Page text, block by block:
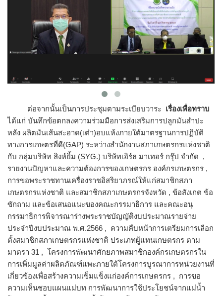
ต่อจากนั้นเป็นการประชุมตามระเบียบวาระ เรื่องเพื่อทราบ
ได้แก่ บันทึกข้อตกลงความร่วมมือการส่งเสริมการปลูกมันสําปะ
หลัง ผลิตมันเส้นสะอาด(เต๋า)อบแห้งภายใต้มาตรฐานการปฏิบัติ
ทางการเกษตรที่ดี(GAP) ระหว่างสํานักงานสภาเกษตรกรแห่งชาติ
กับ กลุ่มบริษัท สิงห์ยิ้ม (SYG.) บริษัทเอิร์ธ มาเทอร์ กรุ๊ป จํากัด ,
รายงานปัญหาและความต้องการของเกษตรกร องค์กรเกษตรกร ,
การขอพระราชทานเครื่องราชอิสริยาภรณ์ให้แก่สมาชิกสภา
เกษตรกรแห่งชาติ และสมาชิกสภาเกษตรกรจังหวัด , ข้อสังเกต ข้อ
ซักถาม และข้อเสนอแนะของคณะกรรมาธิการ และคณะอนุ
กรรมาธิการพิจารณาร่างพระราชบัญญัติงบประมาณรายจ่าย
ประจำปีงบประมาณ พ.ศ.2566 , ความคืบหน้าการเตรียมการเลือก
ตั้งสมาชิกสภาเกษตรกรแห่งชาติ ประเภทผู้แทนเกษตรกร ตาม
มาตรา 31 , โครงการพัฒนาศักยภาพสมาชิกองค์กรเกษตรกรใน
การเพิ่มมูลค่าผลิตภัณฑ์แพะภายใต้โครงการบูรณาการหน่วยงานที่
เกี่ยวข้องเพื่อสร้างความเข็มแข็งแก่องค์การเกษตรกร , การขอ
ความเห็นชอบแผนแม่บท การพัฒนาการใช้ประโยชน์จากแม่น้ำ